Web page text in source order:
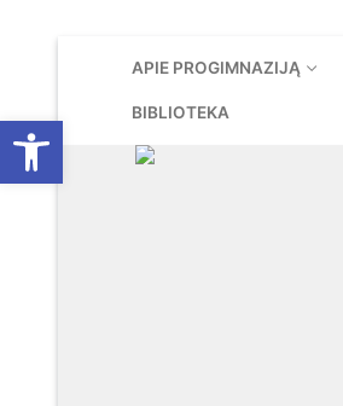
Open toolbar
APIE PROGIMNAZIJĄ
BIBLIOTEKA